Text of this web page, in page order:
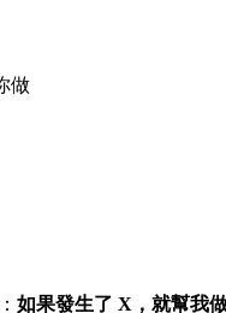
做
如果發生了 X，就幫我